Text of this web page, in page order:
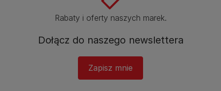
Rabaty i oferty naszych marek.​
Dołącz do naszego newslettera​
Zapisz mnie